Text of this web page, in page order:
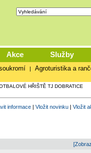
Akce Služby
| Agroturistika a
HŘIŠTĚ TJ DOBRATICE
informace| Vložit novinku| Vložit